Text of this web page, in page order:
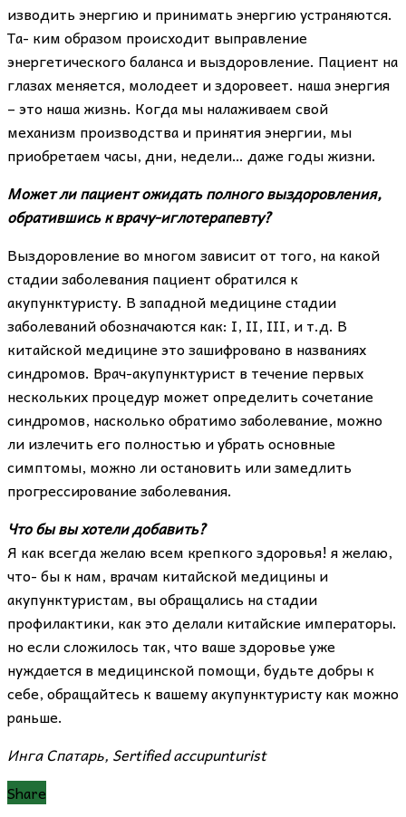
изводить энергию и принимать энергию устраняются.
Та- ким образом происходит выправление
энергетического баланса и выздоровление. Пациент на
глазах меняется, молодеет и здоровеет. наша энергия
– это наша жизнь. Когда мы налаживаем свой
механизм производства и принятия энергии, мы
приобретаем часы, дни, недели… даже годы жизни.
Может ли пациент ожидать полного выздоровления,
обратившись к врачу-иглотерапевту?
Выздоровление во многом зависит от того, на какой
стадии заболевания пациент обратился к
акупунктуристу. В западной медицине стадии
заболеваний обозначаются как: I, II, III, и т.д. В
китайской медицине это зашифрованo в названиях
синдромов. Врач-акупунктурист в течение первых
нескольких процедур может определить сочетание
синдромов, насколько обратимо заболевание, можно
ли излечить его полностью и убрать основные
симптомы, можно ли остановить или замедлить
прогрессирование заболевания.
Что бы вы хотели добавить?
Я как всегда желаю всем крепкого здоровья! я желаю,
что- бы к нам, врачам китайской медицины и
aкупунктуристам, вы обращались на стадии
профилактики, как это делали китайские императоры.
но если сложилось так, что ваше здоровье уже
нуждается в медицинской помощи, будьте добры к
себе, обращайтесь к вашему акупунктуристу как можно
раньше.
Инга Спатарь, Sertified accupunturist
Share